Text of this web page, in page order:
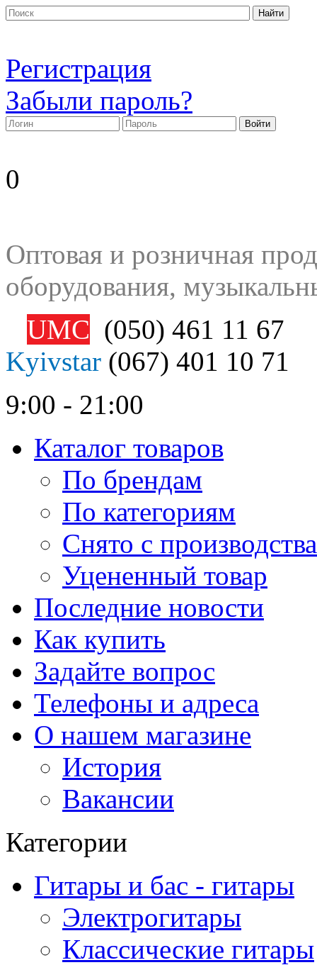
Регистрация
Забыли пароль?
0
Оптовая и розничная
оборудования,
UMC (050) 461 11 67
Kyivstar (067) 401 10 71
9:00 - 21:00
Каталог товаров
По брендам
По категориям
Снято с производства
Уцененный товар
Последние новости
Как купить
Задайте вопрос
Телефоны и адреса
О нашем магазине
История
Вакансии
Категории
Гитары и бас - гитары
Электрогитары
Классические гитары